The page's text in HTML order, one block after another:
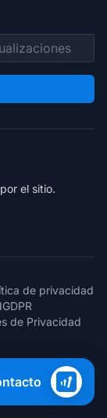
el sitio.
de privacidad
GDPR
de Privacidad